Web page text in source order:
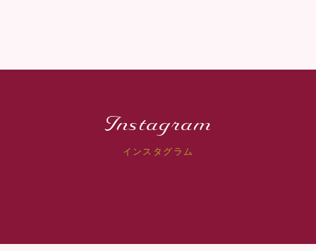
Instagram
インスタグラム